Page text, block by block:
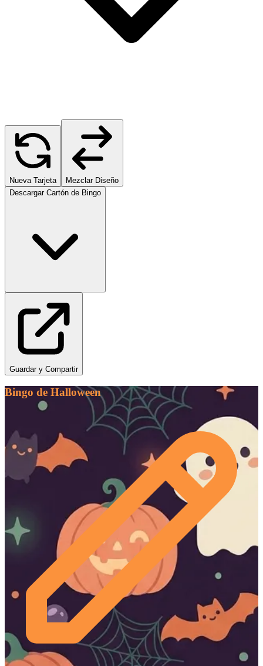
Nueva Tarjeta
Mezclar Diseño
Descargar Cartón de Bingo
Guardar y Compartir
Bingo de Halloween